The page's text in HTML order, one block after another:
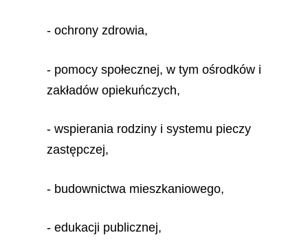
- ochrony zdrowia,
- pomocy społecznej, w tym ośrodków i
zakładów opiekuńczych,
- wspierania rodziny i systemu pieczy
zastępczej,
- budownictwa mieszkaniowego,
- edukacji publicznej,